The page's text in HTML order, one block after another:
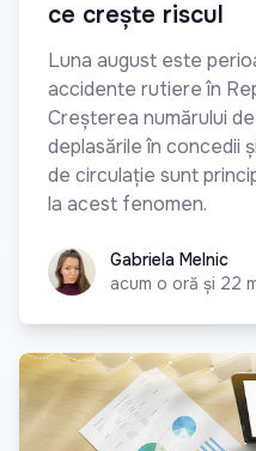
ce crește riscul
Luna august este
accidente rutiere în
Creșterea numărului
deplasările în concedii
de circulație sunt
la acest fenomen.
Gabriela Melnic
Gabriela Melnic
acum o oră și 22